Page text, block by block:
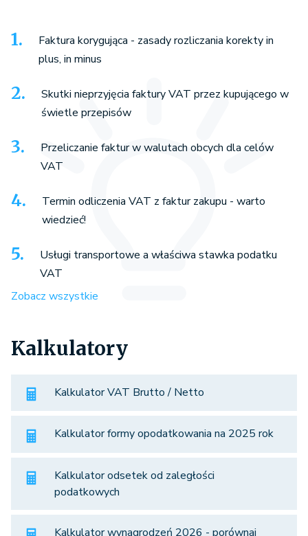
Faktura korygująca - zasady rozliczania korekty in
plus, in minus
Skutki nieprzyjęcia faktury VAT przez kupującego w
świetle przepisów
Przeliczanie faktur w walutach obcych dla celów
VAT
Termin odliczenia VAT z faktur zakupu - warto
wiedzieć!
Usługi transportowe a właściwa stawka podatku
VAT
Zobacz wszystkie
Kalkulatory
Kalkulator VAT Brutto / Netto
Kalkulator formy opodatkowania na 2025 rok
Kalkulator odsetek od zaległości
podatkowych
Kalkulator wynagrodzeń 2026 - porównaj